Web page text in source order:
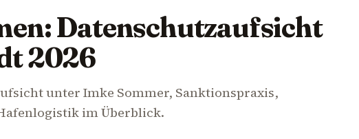
Datenschutzaufsicht
2026
unter Imke Sommer, Sanktionspraxis,
im Überblick.